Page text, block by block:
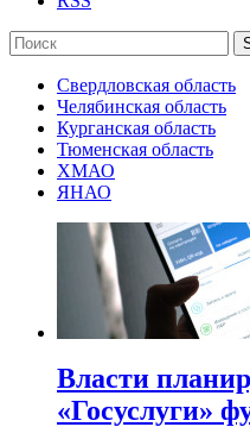
Свердловская область
Челябинская область
Курганская область
Тюменская область
ХМАО
ЯНАО
Власти
«Госуслуги»